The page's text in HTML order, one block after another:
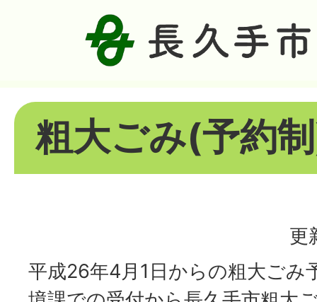
粗大ごみ(予約
更
平成26年4月1日からの粗大ごみ